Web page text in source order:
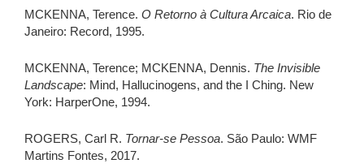
MCKENNA, Terence. O Retorno à Cultura Arcaica. Rio de
Janeiro: Record, 1995.
MCKENNA, Terence; MCKENNA, Dennis. The Invisible
Landscape: Mind, Hallucinogens, and the I Ching. New
York: HarperOne, 1994.
ROGERS, Carl R. Tornar-se Pessoa. São Paulo: WMF
Martins Fontes, 2017.